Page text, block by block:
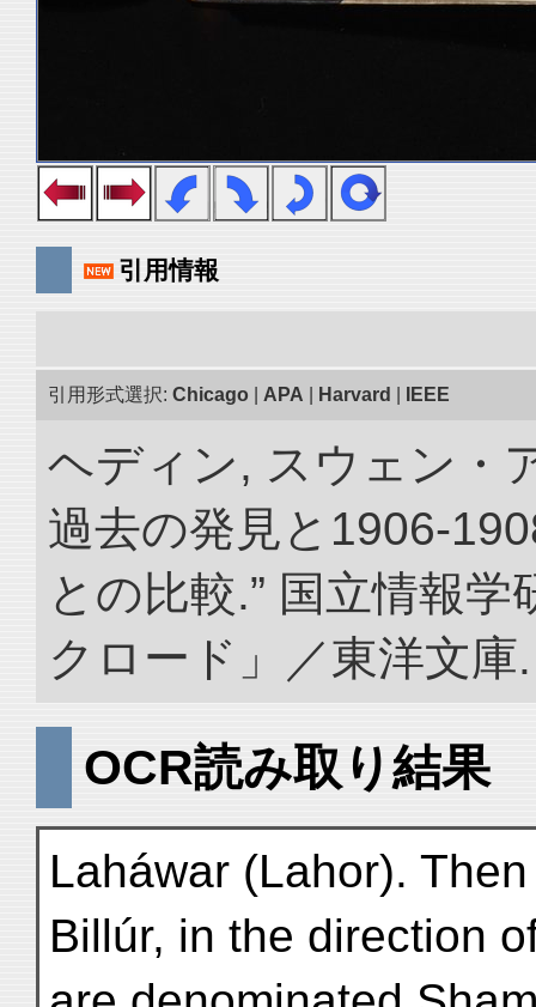
引用情報
引用形式選択: Chicago APA Harvard IEEE
ヘディン, スウェン・
過去の発見と1906-
との比較.” 国立情報
クロード」／東洋文
OCR読み取り結果
Laháwar (Lahor).
Billúr, in the direction